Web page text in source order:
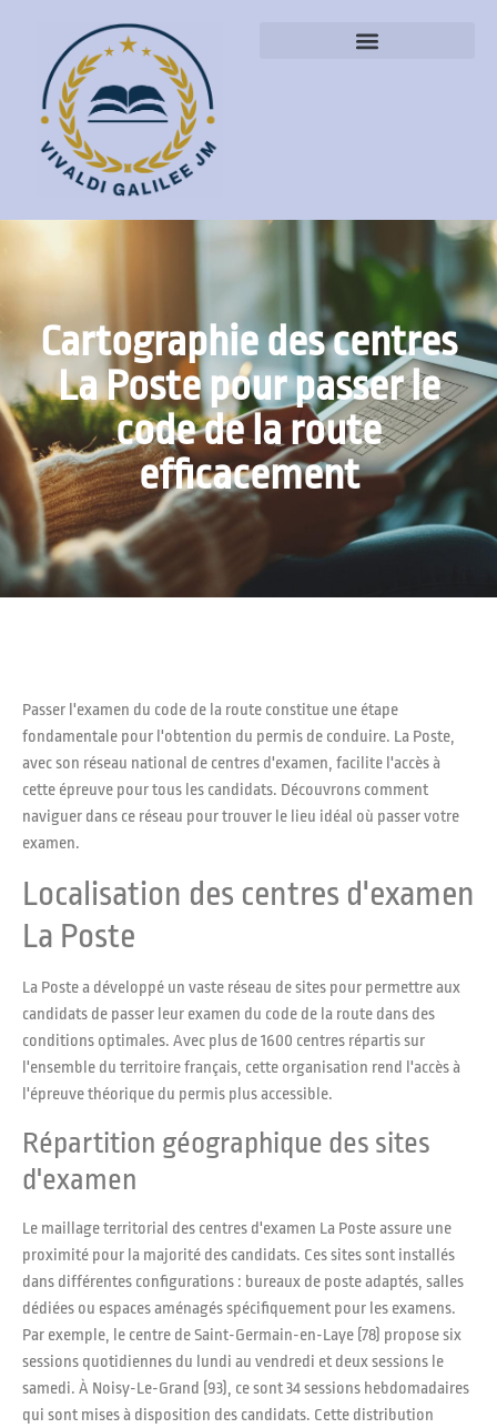
Cartographie des centres
La Poste pour passer le
code de la route
efficacement
Passer l'examen du code de la route constitue une étape
fondamentale pour l'obtention du permis de conduire. La Poste,
avec son réseau national de centres d'examen, facilite l'accès à
cette épreuve pour tous les candidats. Découvrons comment
naviguer dans ce réseau pour trouver le lieu idéal où passer votre
examen.
Localisation des centres d'examen
La Poste
La Poste a développé un vaste réseau de sites pour permettre aux
candidats de passer leur examen du code de la route dans des
conditions optimales. Avec plus de 1600 centres répartis sur
l'ensemble du territoire français, cette organisation rend l'accès à
l'épreuve théorique du permis plus accessible.
Répartition géographique des sites
d'examen
Le maillage territorial des centres d'examen La Poste assure une
proximité pour la majorité des candidats. Ces sites sont installés
dans différentes configurations : bureaux de poste adaptés, salles
dédiées ou espaces aménagés spécifiquement pour les examens.
Par exemple, le centre de Saint-Germain-en-Laye (78) propose six
sessions quotidiennes du lundi au vendredi et deux sessions le
samedi. À Noisy-Le-Grand (93), ce sont 34 sessions hebdomadaires
qui sont mises à disposition des candidats. Cette distribution